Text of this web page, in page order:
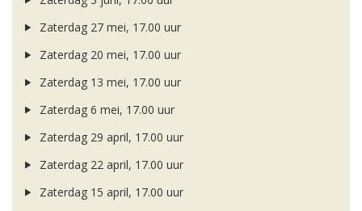
Zaterdag 27 mei, 17.00 uur
Zaterdag 20 mei, 17.00 uur
Zaterdag 13 mei, 17.00 uur
Zaterdag 6 mei, 17.00 uur
Zaterdag 29 april, 17.00 uur
Zaterdag 22 april, 17.00 uur
Zaterdag 15 april, 17.00 uur